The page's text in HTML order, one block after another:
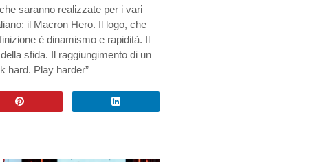
saranno realizzate per i vari
il Macron Hero. Il logo, che
è dinamismo e rapidità. Il
sfida. Il raggiungimento di un
hard. Play harder”